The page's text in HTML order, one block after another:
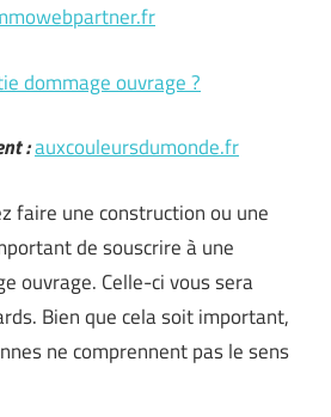
dommage ouvrage ?
:auxcouleursdumonde.fr
faire une construction ou une
de souscrire à une
ouvrage. Celle-ci vous sera
Bien que cela soit important,
ne comprennent pas le sens